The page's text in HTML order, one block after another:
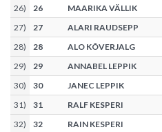
26) 26
MAARIKA VÄLLIK
27) 27
ALARI RAUDSEPP
28) 28
ALO KÕVERJALG
29) 29
ANNABEL LEPPIK
30) 30
JANEC LEPPIK
31) 31
RALF KESPERI
32) 32
RAIN KESPERI